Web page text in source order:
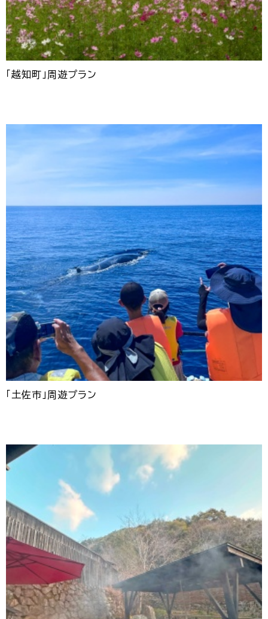
「越知町」周遊プラン
「土佐市」周遊プラン